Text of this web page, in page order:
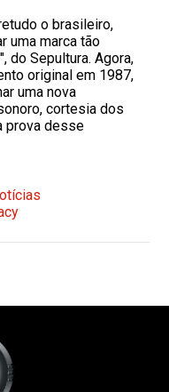
o brasileiro,
uma marca tão
do Sepultura. Agora,
original em 1987,
uma nova
cortesia dos
prova desse